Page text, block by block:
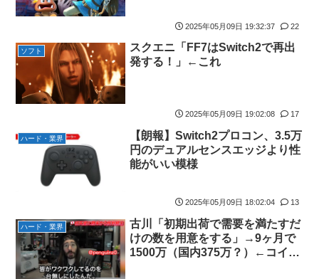
【遊戯王】なんか「ウィッチクラフト」の新規いるけど強いの？
【衝撃動画】トラック事故で車がミンチになった男性、とんでも
ない姿で発見される…怖すぎる…
【ハコヅメ】 第6話 感想 誰よりも早く！【～交番女子の逆襲～】
やる夫「催眠アプリを手に入れたんだけど……これ必要だっ
【画像】日本ってなんでここ埋め立てないの？
休日に甥っ子をアポなし託児を押し付けてきた兄嫁！「テレビで
も見せといてw」と言うので『Gガンダム』を一気見させた結
果……甥っ子が重度の中二病を発症して家で大暴れｗｗ
佐藤二朗、妻とのハグを報告「文〇砲より遥かに威力は弱いが、
僕のノロケ砲をお見舞いする」
【画像】こんな感じのクルマで車中泊旅したいよな？？？
「フリルもリボンもたくさんがいいのよね、ふふっ♪」対魔忍
2025年05月09日 19:32:37 22
ソフト
スクエニ「FF7はSwitch2で再出
発する！」←これ
2025年05月09日 19:02:08 17
ハード・業界
【朗報】Switch2プロコン、3.5万
円のデュアルセンスエッジより性
能がいい模様
2025年05月09日 18:02:04 13
ハード・業界
古川「初期出荷で需要を満たすだ
けの数を用意をする」→9ヶ月で
1500万（国内375万？）←コイツ